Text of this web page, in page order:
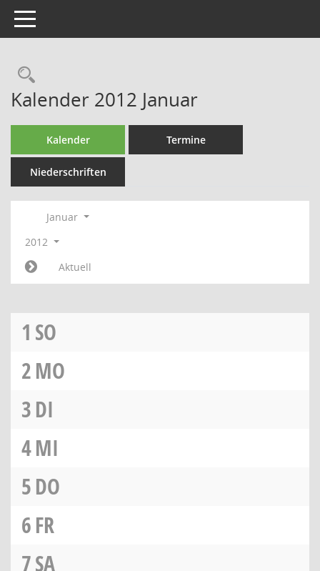
Toggle navigation
Rechercheauswahl
Kalender 2012 Januar
Kalender Termine
Niederschriften
Januar
2012
Aktuell
1 SO
2MO
3DI
4MI
5DO
6FR
7SA